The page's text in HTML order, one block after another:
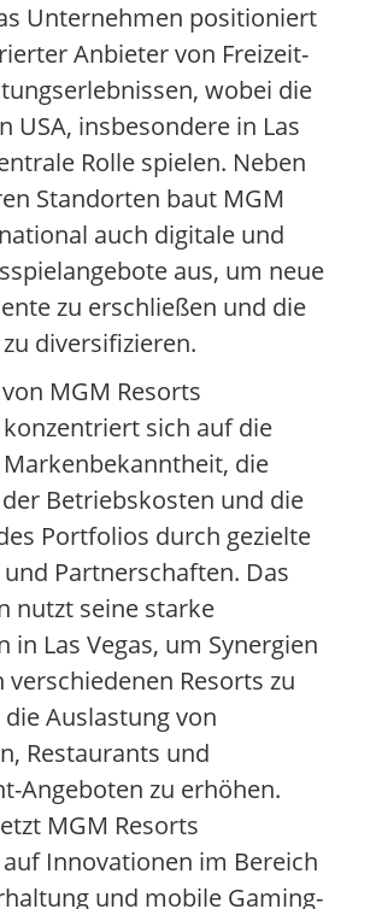
Unternehmen positioniert
Anbieter von Freizeit-
wobei die
USA, insbesondere in Las
Rolle spielen. Neben
Standorten baut MGM
auch digitale und
aus, um neue
zu erschließen und die
diversifizieren.
MGM Resorts
sich auf die
die
Betriebskosten und die
Portfolios durch gezielte
Partnerschaften. Das
nutzt seine starke
in Las Vegas, um Synergien
verschiedenen Resorts zu
Auslastung von
Restaurants und
Angeboten zu erhöhen.
MGM Resorts
Innovationen im Bereich
und mobile Gaming-